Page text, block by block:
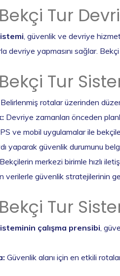
Tur
, güvenlik ve devriye
devriye yapmasını sağlar.
Tur
Belirlenmiş rotalar üzerinden
Devriye zamanları önceden
ve mobil uygulamalar ile
yaparak güvenlik durumunu
Bekçilerin merkezi birimle hızlı
verilerle güvenlik stratejilerinin
Tur
çalışma prensibi ,
Güvenlik alanı için en etkili